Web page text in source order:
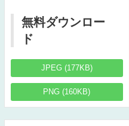
無料ダウンロー
ド
JPEG (177KB)
PNG (160KB)